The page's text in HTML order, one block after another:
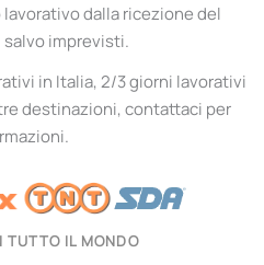
dalla ricezione del
imprevisti.
in Italia, 2/3 giorni lavorativi
destinazioni, contattaci per
TUTTO IL MONDO